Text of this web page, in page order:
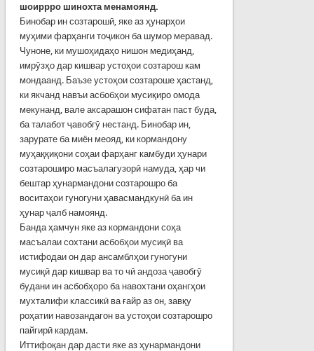
шоиррро шинохта менамоянд.
Бинобар ин созтарошӣ, яке аз ҳунарҳои
муҳими фарҳанги тоҷикон ба шумор меравад.
Чуноне, ки мушоҳидаҳо нишон медиҳанд,
имрӯзҳо дар кишвар устоҳои созтарош кам
мондаанд. Баъзе устоҳои созтароше ҳастанд,
ки якчанд навъи асбобҳои мусиқиро омода
мекунанд, вале аксарашон сифатан паст буда,
ба талабот ҷавобгӯ нестанд. Бинобар ин,
зарурате ба миён меояд, ки кормандону
муҳаққиқони соҳаи фарҳанг камбуди ҳунари
созтароширо масъалагузорӣ намуда, ҳар чи
бештар ҳунармандони созтарошро ба
воситаҳои гуногуни ҳавасмандкунӣ ба ин
ҳунар ҷалб намоянд.
Банда ҳамчун яке аз кормандони соҳа
масъалаи сохтани асбобҳои мусиқӣ ва
истифодаи он дар ансамблҳои гуногуни
мусиқӣ дар кишвар ва то чӣ андоза ҷавобгӯ
будани ин асбобҳоро ба навохтани оҳангҳои
мухталифи классикӣ ва ғайр аз он, завқу
роҳатии навозандагон ва устоҳои созтарошро
пайгирӣ кардам.
Иттифоқан дар дасти яке аз ҳунармандони